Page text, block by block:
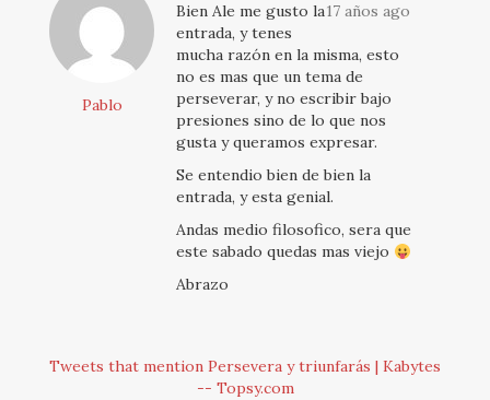
Pablo
17 años ago
Bien Ale me gusto la
entrada, y tenes
mucha razón en la misma, esto
no es mas que un tema de
perseverar, y no escribir bajo
presiones sino de lo que nos
gusta y queramos expresar.
Se entendio bien de bien la
entrada, y esta genial.
Andas medio filosofico, sera que
este sabado quedas mas viejo
Abrazo
Tweets that mention Persevera y triunfarás | Kabytes
-- Topsy.com